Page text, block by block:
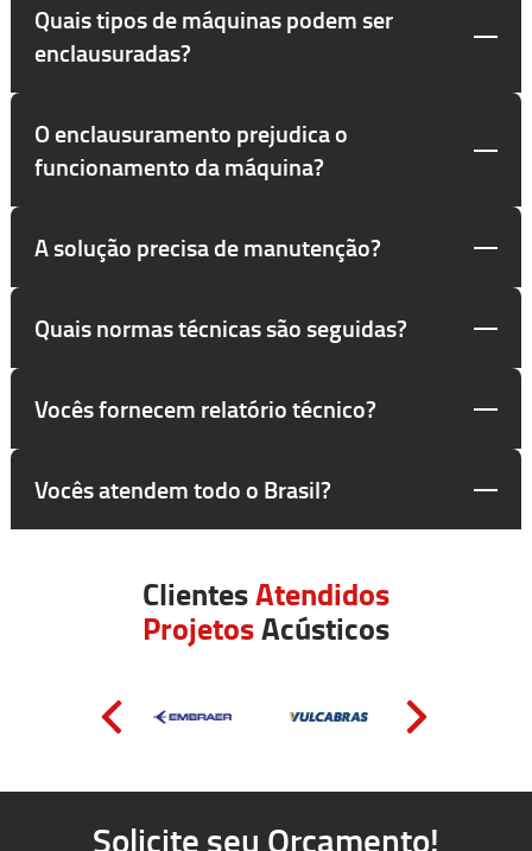
Quais tipos de máquinas podem ser
enclausuradas?
O enclausuramento prejudica o
funcionamento da máquina?
A solução precisa de manutenção?
Quais normas técnicas são seguidas?
Vocês fornecem relatório técnico?
Vocês atendem todo o Brasil?
ClientesAtendidos
ProjetosAcústicos
Solicite seu Orçamento!